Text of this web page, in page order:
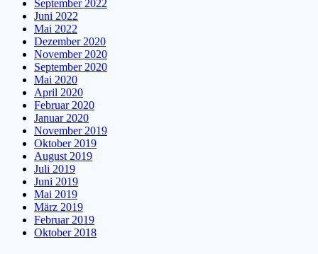
September 2022
Juni 2022
Mai 2022
Dezember 2020
November 2020
September 2020
Mai 2020
April 2020
Februar 2020
Januar 2020
November 2019
Oktober 2019
August 2019
Juli 2019
Juni 2019
Mai 2019
März 2019
Februar 2019
Oktober 2018